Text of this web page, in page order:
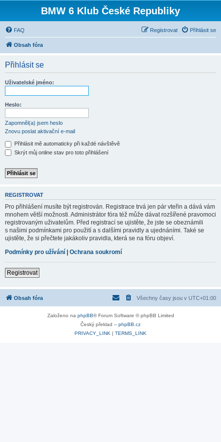
BMW 6 Klub České Republiky
FAQ Přihlásit se
Registrovat
Obsah fóra
Přihlásit se
Uživatelské jméno:
Heslo:
Zapomněl(a) jsem heslo
Znovu poslat aktivační e-mail
Přihlásit mě automaticky při každé návštěvě
Skrýt můj online stav pro toto přihlášení
REGISTROVAT
Pro přihlášení musíte být registrován. Registrace trvá jen pár vteřin a dává vám
mnohem větší možnosti. Administrátor fóra též může dávat rozšířené pravomoci
registrovaným uživatelům. Před registrací se ujistěte, že jste se obeznámili
s našimi podmínkami pro použití a s dalšími pravidly a ujednáními. Také se
ujistěte, že si přečtete jakákoliv pravidla, která se na fóru objeví.
Podmínky pro užívání | Ochrana soukromí
Registrovat
Obsah fóra Všechny časy jsou v UTC+01:00
Založeno na phpBB® Forum Software © phpBB Limited
Český překlad – phpBB.cz
PRIVACY_LINK | TERMS_LINK